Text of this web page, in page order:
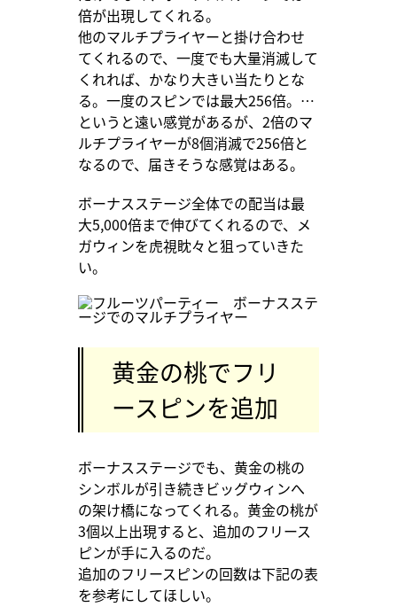
倍が出現してくれる。
他のマルチプライヤーと掛け合わせ
てくれるので、一度でも大量消滅して
くれれば、かなり大きい当たりとな
る。一度のスピンでは最大256倍。…
というと遠い感覚があるが、2倍のマ
ルチプライヤーが8個消滅で256倍と
なるので、届きそうな感覚はある。
ボーナスステージ全体での配当は最
大5,000倍まで伸びてくれるので、メ
ガウィンを虎視眈々と狙っていきた
い。
黄金の桃でフリ
ースピンを追加
ボーナスステージでも、黄金の桃の
シンボルが引き続きビッグウィンへ
の架け橋になってくれる。黄金の桃が
3個以上出現すると、追加のフリース
ピンが手に入るのだ。
追加のフリースピンの回数は下記の表
を参考にしてほしい。